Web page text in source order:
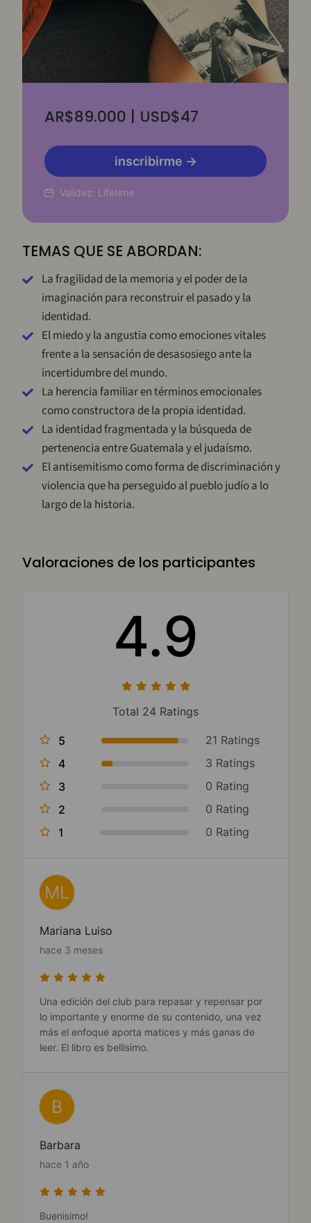
TEMAS QUE SE ABORDAN:
La fragilidad de la memoria y el poder de la
imaginación para reconstruir el pasado y la
identidad.
El miedo y la angustia como emociones vitales
frente a la sensación de desasosiego ante la
incertidumbre del mundo.
La herencia familiar en términos emocionales
como constructora de la propia identidad.
La identidad fragmentada y la búsqueda de
pertenencia entre Guatemala y el judaísmo.
El antisemitismo como forma de discriminación y
violencia que ha perseguido al pueblo judío a lo
largo de la historia.
Valoraciones de los participantes
4.9
Total 24 Ratings
5
21 Ratings
4
3 Ratings
3
0 Rating
2
0 Rating
1
0 Rating
ML
Mariana Luiso
hace 3 meses
Una edición del club para repasar y repensar por
lo importante y enorme de su contenido, una vez
más el enfoque aporta matices y más ganas de
leer. El libro es bellisimo.
B
Barbara
hace 1 año
Buenisimo!
AR$89.000 | USD$47
inscribirme →
Validez: Lifetime